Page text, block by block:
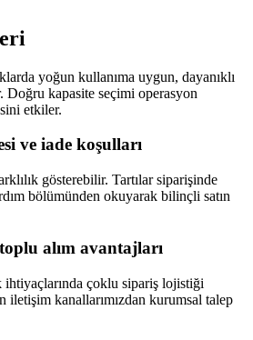
yoğun kullanıma uygun, dayanıklı
kapasite seçimi operasyon
etkiler.
ve iade koşulları
gösterebilir. Tartılar siparişinde
bölümünden okuyarak bilinçli satın
alım avantajları
ihtiyaçlarında çoklu sipariş lojistiği
iletişim kanallarımızdan kurumsal talep